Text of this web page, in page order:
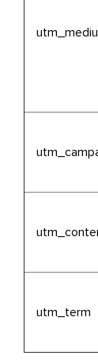
utm_term